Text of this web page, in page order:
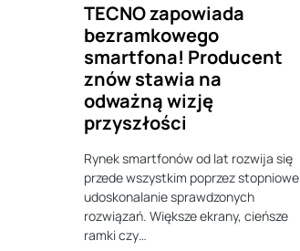
TECNO zapowiada
bezramkowego
smartfona! Producent
znów stawia na
odważną wizję
przyszłości
Rynek smartfonów od lat rozwija się
przede wszystkim poprzez stopniowe
udoskonalanie sprawdzonych
rozwiązań. Większe ekrany, cieńsze
ramki czy…